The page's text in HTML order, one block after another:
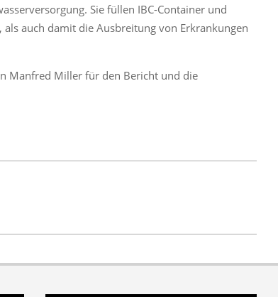
Sie füllen IBC-Container und
auch damit die Ausbreitung von Erkrankungen
Manfred Miller für den Bericht und die